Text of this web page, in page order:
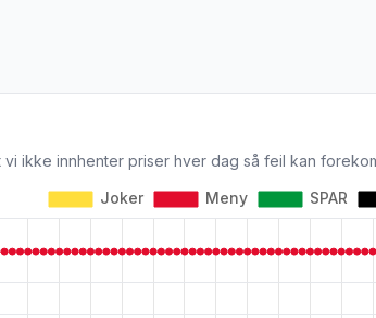
ikke innhenter priser hver dag så feil kan